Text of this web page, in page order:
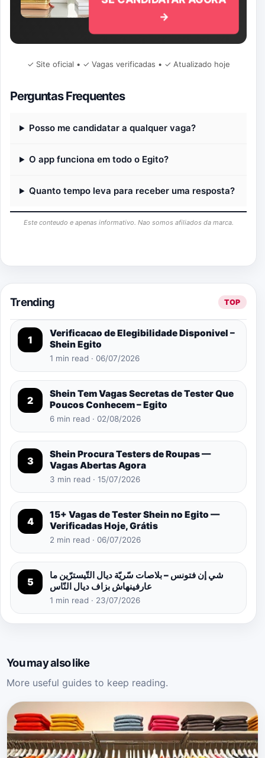
→
✓ Site oficial • ✓ Vagas verificadas • ✓ Atualizado hoje
Perguntas Frequentes
Posso me candidatar a qualquer vaga?
O app funciona em todo o Egito?
Quanto tempo leva para receber uma resposta?
Este conteudo e apenas informativo. Nao somos afiliados da marca.
Trending TOP
1
Verificacao de Elegibilidade Disponivel –
Shein Egito
1 min read · 06/07/2026
2
Shein Tem Vagas Secretas de Tester Que
Poucos Conhecem – Egito
6 min read · 02/08/2026
3
Shein Procura Testers de Roupas —
Vagas Abertas Agora
3 min read · 15/07/2026
4
15+ Vagas de Tester Shein no Egito —
Verificadas Hoje, Grátis
2 min read · 06/07/2026
5
شي إن فتونس – بلاصات سّريّة ديال التّيسترّين ما
عارفينهاش بزاف ديال النّاس
1 min read · 23/07/2026
You may also like
More useful guides to keep reading.